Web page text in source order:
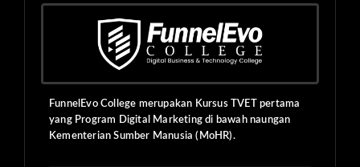
FunnelEvo College merupakan Kursus TVET pertama
yang Program Digital Marketing di bawah naungan
Kementerian Sumber Manusia (MoHR).